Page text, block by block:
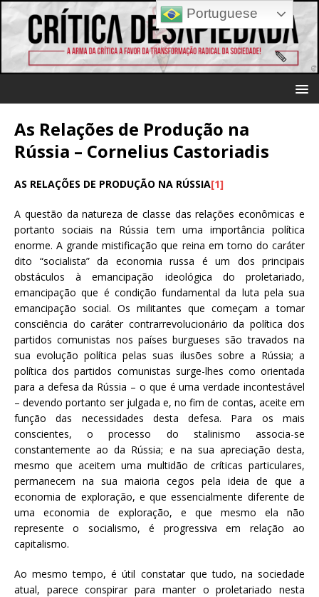
As Relações de Produção na
Rússia – Cornelius Castoriadis
AS RELAÇÕES DE PRODUÇÃO NA RÚSSIA[1]
A questão da natureza de classe das relações econômicas e
portanto sociais na Rússia tem uma importância política
enorme. A grande mistificação que reina em torno do caráter
dito “socialista” da economia russa é um dos principais
obstáculos à emancipação ideológica do proletariado,
emancipação que é condição fundamental da luta pela sua
emancipação social. Os militantes que começam a tomar
consciência do caráter contrarrevolucionário da política dos
partidos comunistas nos países burgueses são travados na
sua evolução política pelas suas ilusões sobre a Rússia; a
política dos partidos comunistas surge-lhes como orientada
para a defesa da Rússia – o que é uma verdade incontestável
– devendo portanto ser julgada e, no fim de contas, aceite em
função das necessidades desta defesa. Para os mais
conscientes, o processo do stalinismo associa-se
constantemente ao da Rússia; e na sua apreciação desta,
mesmo que aceitem uma multidão de críticas particulares,
permanecem na sua maioria cegos pela ideia de que a
economia de exploração, e que essencialmente diferente de
uma economia de exploração, e que mesmo ela não
represente o socialismo, é progressiva em relação ao
capitalismo.
Ao mesmo tempo, é útil constatar que tudo, na sociedade
atual, parece conspirar para manter o proletariado nesta
Portuguese